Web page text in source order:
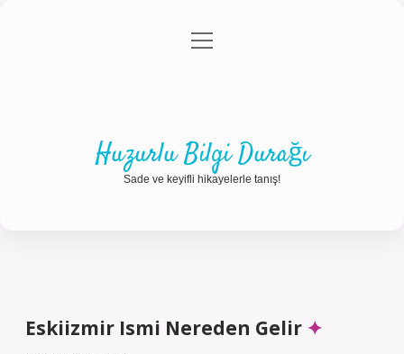
Gizlilik Politikası
menüyü
Huzurlu Bilgi Durağı
Sade ve keyifli hikayelerle tanış!
Eskiizmir Ismi Nereden Gelir